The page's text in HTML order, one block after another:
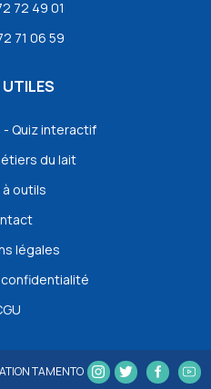
72 49 01
71 06 59
UTILES
Quiz interactif
du lait
outils
légales
TAMENTO